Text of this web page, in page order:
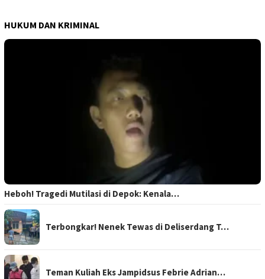
HUKUM DAN KRIMINAL
Heboh! Tragedi Mutilasi di Depok: Kenala…
Terbongkar! Nenek Tewas di Deliserdang T…
Teman Kuliah Eks Jampidsus Febrie Adrian…